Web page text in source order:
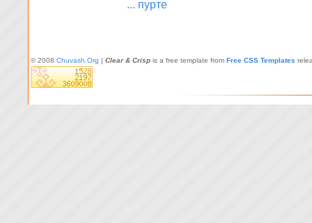
... пурте
© 2008 Chuvash.Org | Clear & Crisp is a free template from Free CSS Templates